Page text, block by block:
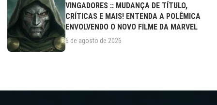
VINGADORES :: MUDANÇA DE TÍTULO,
CRÍTICAS E MAIS! ENTENDA A POLÊMICA
ENVOLVENDO O NOVO FILME DA MARVEL
6 de agosto de 2026